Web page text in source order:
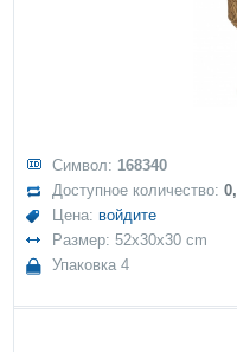
Символ: 168340
Доступное количество:0,
Цена: войдите
Размер: 52x30x30 cm
Упаковка 4